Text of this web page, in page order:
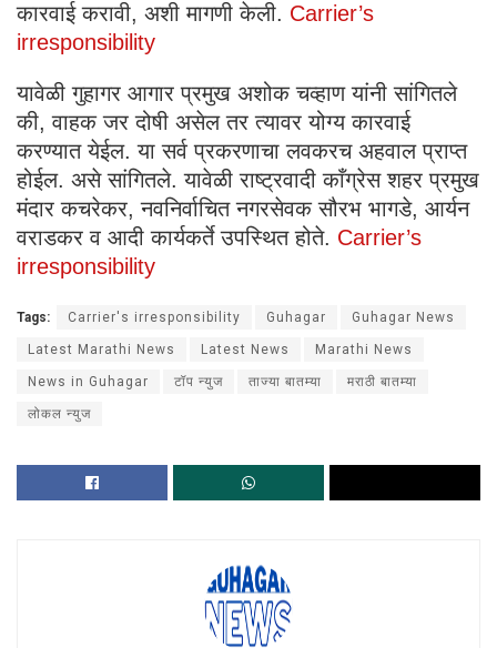
कारवाई करावी, अशी मागणी केली. Carrier’s
irresponsibility
यावेळी गुहागर आगार प्रमुख अशोक चव्हाण यांनी सांगितले
की, वाहक जर दोषी असेल तर त्यावर योग्य कारवाई
करण्यात येईल. या सर्व प्रकरणाचा लवकरच अहवाल प्राप्त
होईल. असे सांगितले. यावेळी राष्ट्रवादी काँग्रेस शहर प्रमुख
मंदार कचरेकर, नवनिर्वाचित नगरसेवक सौरभ भागडे, आर्यन
वराडकर व आदी कार्यकर्ते उपस्थित होते. Carrier’s
irresponsibility
Tags: Carrier's irresponsibility Guhagar Guhagar News
Latest Marathi News Latest News Marathi News
News in Guhagar टॉप न्युज ताज्या बातम्या मराठी बातम्या
लोकल न्युज